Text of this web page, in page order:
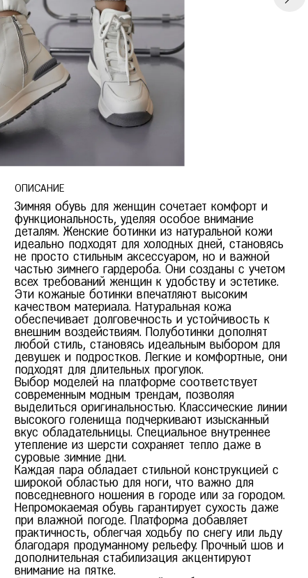
Пермь
Ростов-на-Дону
Рязань
ОПИСАНИЕ
Зимняя обувь для женщин сочетает комфорт и
функциональность, уделяя особое внимание
деталям. Женские ботинки из натуральной кожи
идеально подходят для холодных дней, становясь
не просто стильным аксессуаром, но и важной
частью зимнего гардероба. Они созданы с учетом
всех требований женщин к удобству и эстетике.
Эти кожаные ботинки впечатляют высоким
качеством материала. Натуральная кожа
обеспечивает долговечность и устойчивость к
внешним воздействиям. Полуботинки дополнят
любой стиль, становясь идеальным выбором для
девушек и подростков. Легкие и комфортные, они
подходят для длительных прогулок.
Выбор моделей на платформе соответствует
современным модным трендам, позволяя
выделиться оригинальностью. Классические линии
высокого голенища подчеркивают изысканный
вкус обладательницы. Специальное внутреннее
утепление из шерсти сохраняет тепло даже в
суровые зимние дни.
Каждая пара обладает стильной конструкцией с
широкой областью для ноги, что важно для
повседневного ношения в городе или за городом.
Непромокаемая обувь гарантирует сухость даже
при влажной погоде. Платформа добавляет
практичность, облегчая ходьбу по снегу или льду
благодаря продуманному рельефу. Прочный шов и
дополнительная стабилизация акцентируют
внимание на пятке.
Ботинки женские зимние натуральная кожа спортивные 42-ZBE34-
Размер: 37
Колличество: 1
36 37 38 39 40